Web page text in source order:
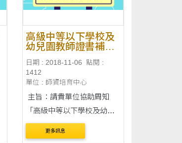
高級中等以下學校及
幼兒園教師證書補換
書 線上申請服務
日期 : 2018-11-06
點閱 :
1412
單位 : 師資培育中心
主旨：請貴單位協助周知
「高級中等以下學校及幼兒
園教師證書補換發及英文版
教師證明書」線上申請服
更多訊息